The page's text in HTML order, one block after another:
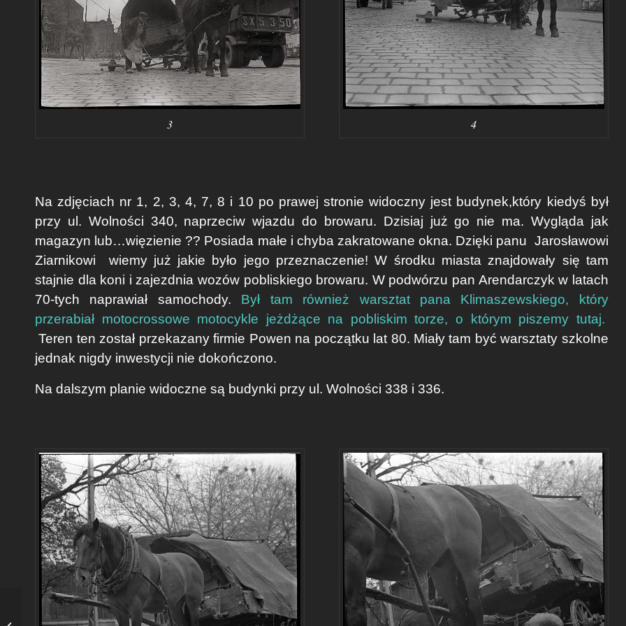
3 4
Na zdjęciach nr 1, 2, 3, 4, 7, 8 i 10 po prawej stronie widoczny jest budynek,który kiedyś był
przy ul. Wolności 340, naprzeciw wjazdu do browaru. Dzisiaj już go nie ma. Wygląda jak
magazyn lub…więzienie ?? Posiada małe i chyba zakratowane okna. Dzięki panu Jarosławowi
Ziarnikowi wiemy już jakie było jego przeznaczenie! W środku miasta znajdowały się tam
stajnie dla koni i zajezdnia wozów pobliskiego browaru. W podwórzu pan Arendarczyk w latach
70-tych naprawiał samochody. Był tam również warsztat pana Klimaszewskiego, który
przerabiał motocrossowe motocykle jeżdżące na pobliskim torze, o którym piszemy tutaj.
Teren ten został przekazany firmie Powen na początku lat 80. Miały tam być warsztaty szkolne
jednak nigdy inwestycji nie dokończono.
Na dalszym planie widoczne są budynki przy ul. Wolności 338 i 336.
Popielniczka z reklamą